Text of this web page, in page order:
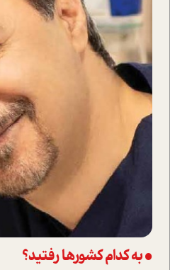
• به کدام کشورها رفتید؟